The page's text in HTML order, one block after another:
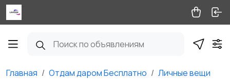
Главная Отдам даром Бесплатно
Личные вещи